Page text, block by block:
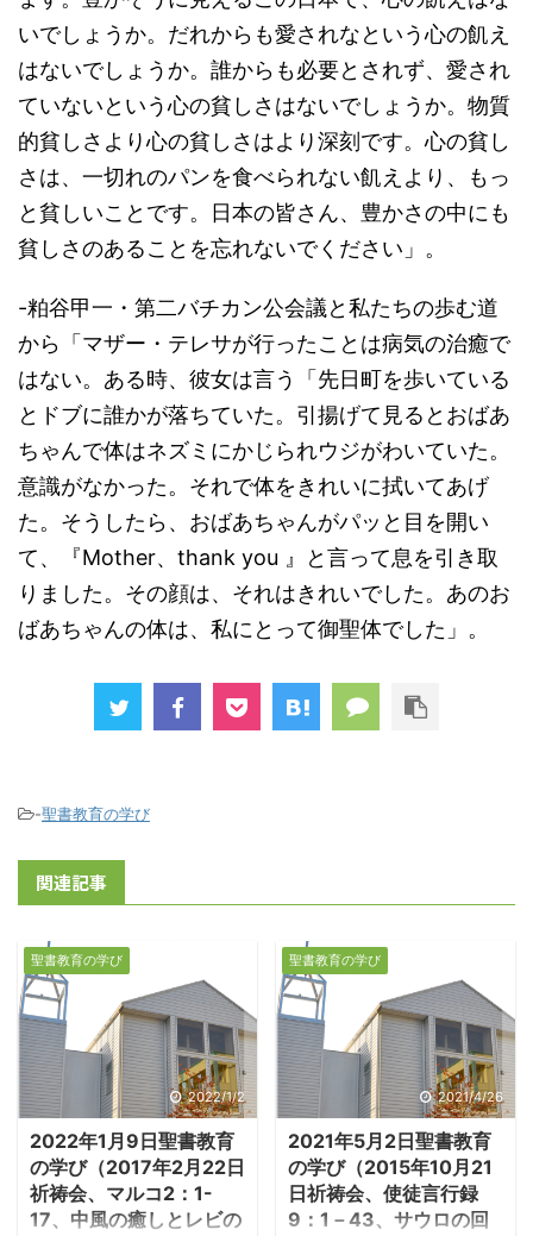
いでしょうか。だれからも愛されなという心の飢え
はないでしょうか。誰からも必要とされず、愛され
ていないという心の貧しさはないでしょうか。物質
的貧しさより心の貧しさはより深刻です。心の貧し
さは、一切れのパンを食べられない飢えより、もっ
と貧しいことです。日本の皆さん、豊かさの中にも
貧しさのあることを忘れないでください」。
-粕谷甲一・第二バチカン公会議と私たちの歩む道
から「マザー・テレサが行ったことは病気の治癒で
はない。ある時、彼女は言う「先日町を歩いている
とドブに誰かが落ちていた。引揚げて見るとおばあ
ちゃんで体はネズミにかじられウジがわいていた。
意識がなかった。それで体をきれいに拭いてあげ
た。そうしたら、おばあちゃんがパッと目を開い
て、『Mother、thank you 』と言って息を引き取
りました。その顔は、それはきれいでした。あのお
ばあちゃんの体は、私にとって御聖体でした」。
-聖書教育の学び
関連記事
聖書教育の学び
2022/1/2
2022年1月9日聖書教育
の学び（2017年2月22日
祈祷会、マルコ2：1-
17、中風の癒しとレビの
聖書教育の学び
2021/4/26
2021年5月2日聖書教育
の学び（2015年10月21
日祈祷会、使徒言行録
9：1－43、サウロの回